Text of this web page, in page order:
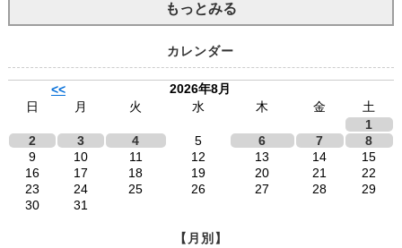
もっとみる
カレンダー
<<
2026年8月
日
月 火 水 木 金
土
1
2
3 4 5 6 7
8
9
10 11 12 13 14
15
16
17 18 19 20 21
22
23
24 25 26 27 28
29
30
31
【月別】